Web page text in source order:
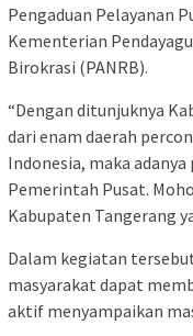
Pengaduan Pelayanan
Kementerian
Birokrasi (PANRB).
“Dengan ditunjuknya
dari enam daerah
Indonesia, maka
Pemerintah Pusat.
Kabupaten Tangerang
Dalam kegiatan
masyarakat dapat
aktif menyampaikan